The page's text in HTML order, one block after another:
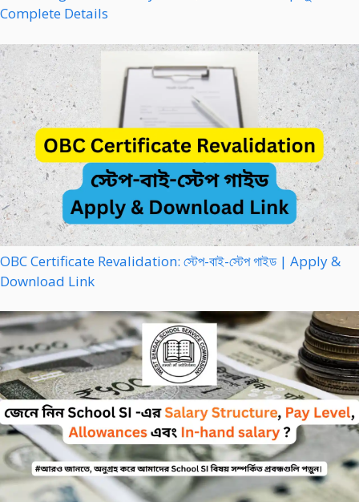
Complete Details
OBC Certificate Revalidation: স্টেপ-বাই-স্টেপ গাইড | Apply &
Download Link